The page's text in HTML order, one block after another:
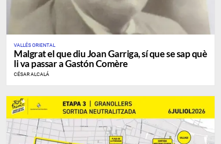
VALLÉS ORIENTAL
Malgrat el que diu Joan Garriga, sí que se sap què
li va passar a Gastón Comère
CÉSAR ALCALÁ